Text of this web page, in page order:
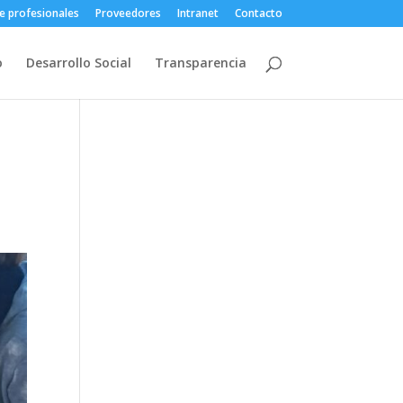
profesionales Proveedores Intranet Contacto
Desarrollo Social Transparencia